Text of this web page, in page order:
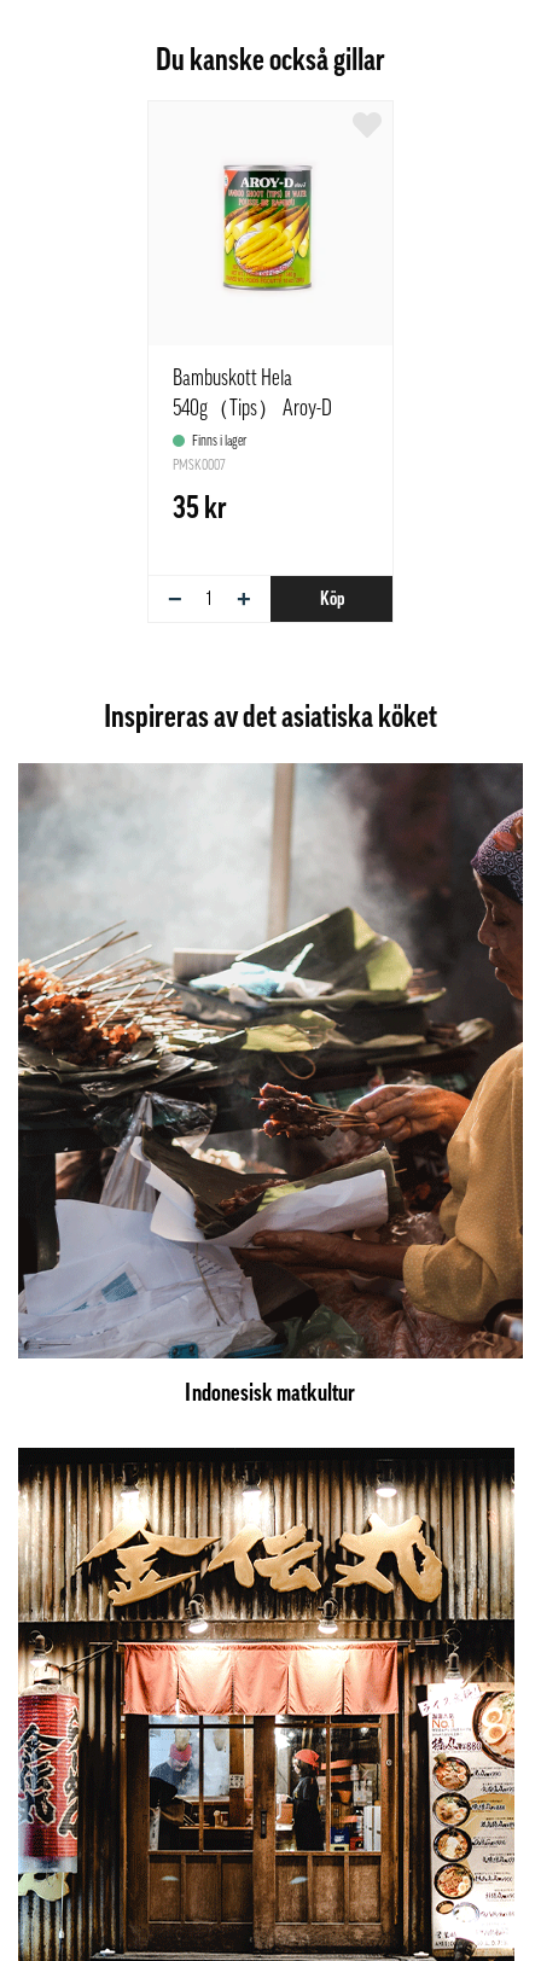
Du kanske också gillar
Bambuskott Hela
540g（Tips） Aroy-D
Thailand
Finns i lager
PMSK0007
35 kr
− + Köp
Inspireras av det asiatiska köket
Indonesisk matkultur